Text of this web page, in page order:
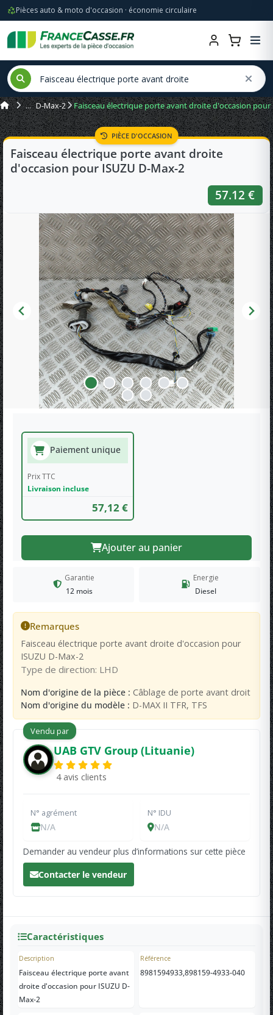
Pièces auto & moto d'occasion · économie circulaire
D-Max-2 Faisceau électrique porte avant droite d'occasion pour
PIÈCE D'OCCASION
Faisceau électrique porte avant droite
d'occasion pour ISUZU D-Max-2
57.12 €
Paiement unique
Prix TTC
Livraison incluse
57,12 €
Ajouter au panier
Garantie
12 mois
Energie
Diesel
Remarques
Faisceau électrique porte avant droite d'occasion pour
ISUZU D-Max-2
Type de direction: LHD
Nom d'origine de la pièce : Câblage de porte avant droit
Nom d'origine du modèle : D-MAX II TFR, TFS
Vendu par
UAB GTV Group (Lituanie)
4 avis clients
N° agrément
N/A
N° IDU
N/A
Demander au vendeur plus d’informations sur cette pièce
Contacter le vendeur
Caractéristiques
Description
Faisceau électrique porte avant
droite d'occasion pour ISUZU D-
Max-2
Référence
8981594933,898159-4933-040